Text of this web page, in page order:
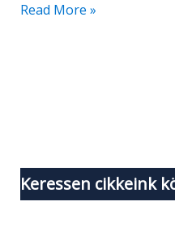
Read More »
Keressen cikkeink